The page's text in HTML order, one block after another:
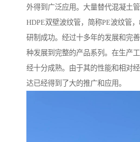
外得到广泛应用。大量替代混凝土管
HDPE双壁波纹管，简称PE波纹管
研制成功。经过十多年的发展和完
种发展到完整的产品系列。在生产
经十分成熟。由于其的性能和相对
达已经得到了大的推广和应用。